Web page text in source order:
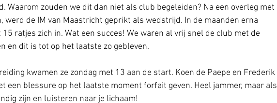
Waarom zouden we dit dan niet als club begeleiden? Na een overleg met
werd de IM van Maastricht geprikt als wedstrijd. In de maanden erna
ratjes zich in. Wat een succes! We waren al vrij snel de club met de
en dit is tot op het laatste zo gebleven.
kwamen ze zondag met 13 aan de start. Koen de Paepe en Frederik
een blessure op het laatste moment forfait geven. Heel jammer, maar als
zijn en luisteren naar je lichaam!